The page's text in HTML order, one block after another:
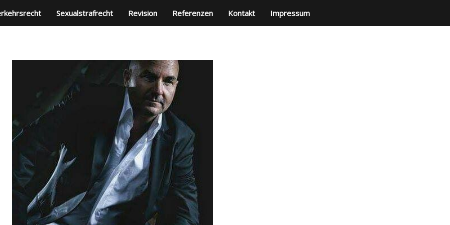
Sexualstrafrecht Revision Referenzen Kontakt Impressum